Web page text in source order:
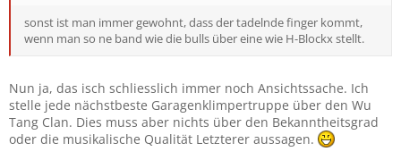
sonst ist man immer gewohnt, dass der tadelnde finger kommt,
wenn man so ne band wie die bulls über eine wie H-Blockx stellt.
Nun ja, das isch schliesslich immer noch Ansichtssache. Ich
stelle jede nächstbeste Garagenklimpertruppe über den Wu
Tang Clan. Dies muss aber nichts über den Bekanntheitsgrad
oder die musikalische Qualität Letzterer aussagen.